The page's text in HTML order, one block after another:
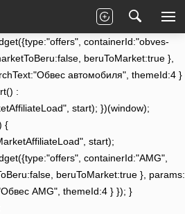
start);
containerId:"obves-
beruToMarket:true },
автомобиля", themeId:4 }
:
start); })(window);
{
start);
containerId:"AMG",
beruToMarket:true }, params:
AMG", themeId:4 } }); }